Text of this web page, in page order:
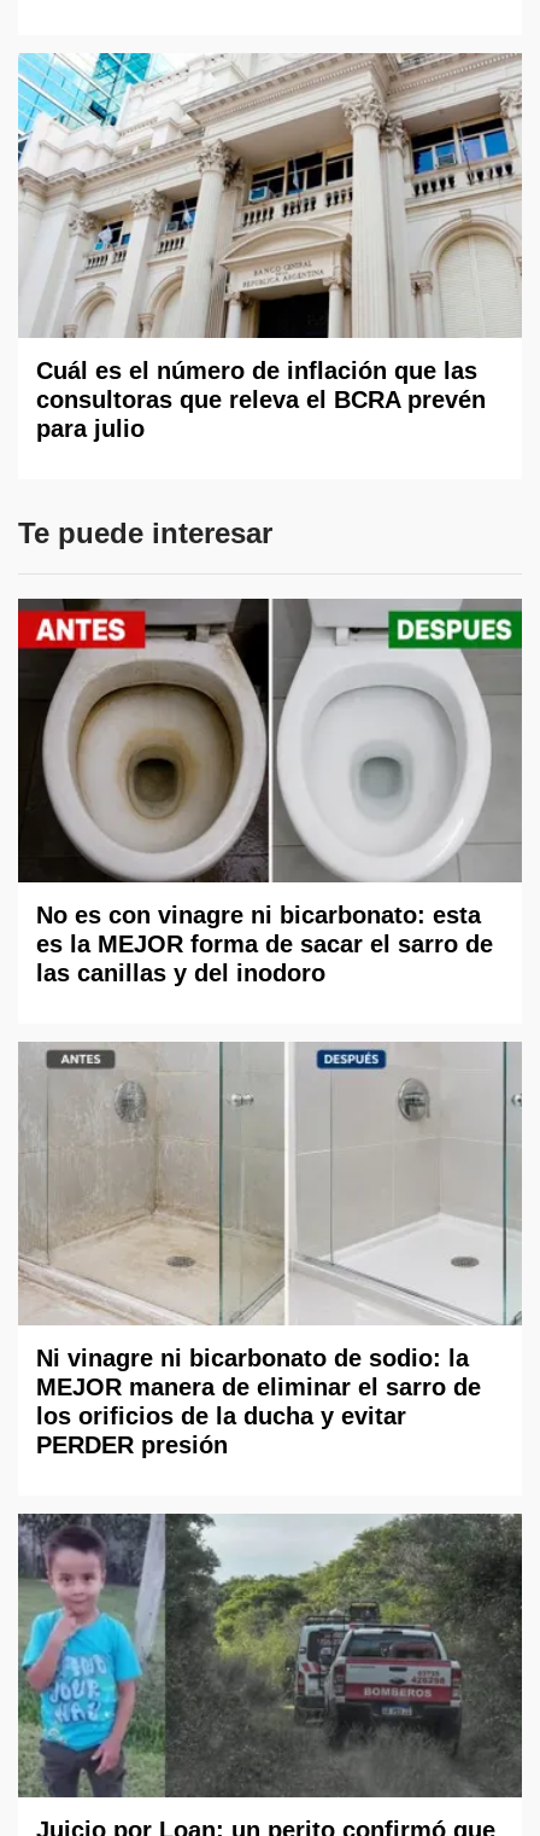
Cuál es el número de inflación que las
consultoras que releva el BCRA prevén
para julio
Te puede interesar
No es con vinagre ni bicarbonato: esta
es la MEJOR forma de sacar el sarro de
las canillas y del inodoro
Ni vinagre ni bicarbonato de sodio: la
MEJOR manera de eliminar el sarro de
los orificios de la ducha y evitar
PERDER presión
Juicio por Loan: un perito confirmó que